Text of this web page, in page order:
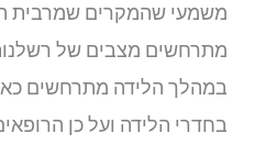
משמעי שהמקרים שמרבית
מתרחשים מצבים של רשלנות
במהלך הלידה מתרחשים כאשר
בחדרי הלידה ועל כן הרופאים